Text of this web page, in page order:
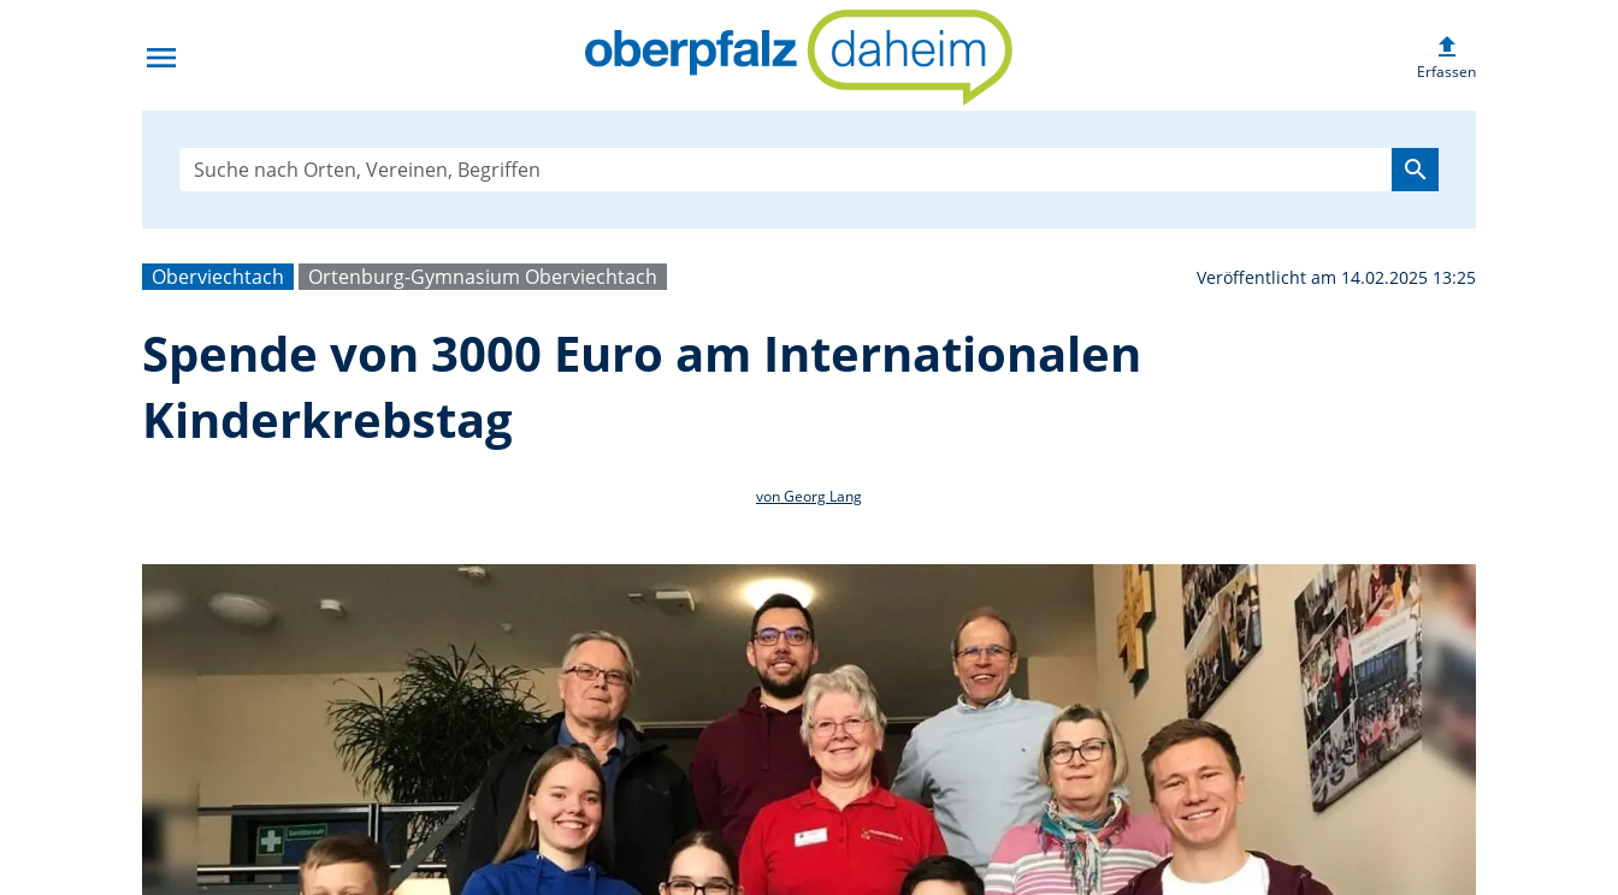
menu Spende von 3000 Euro am
upload
Erfassen
search
Oberviechtach Ortenburg-Gymnasium Oberviechtach Veröffentlicht am 14.02.2025 13:25
Spende von 3000 Euro am Internationalen
Kinderkrebstag
von Georg Lang